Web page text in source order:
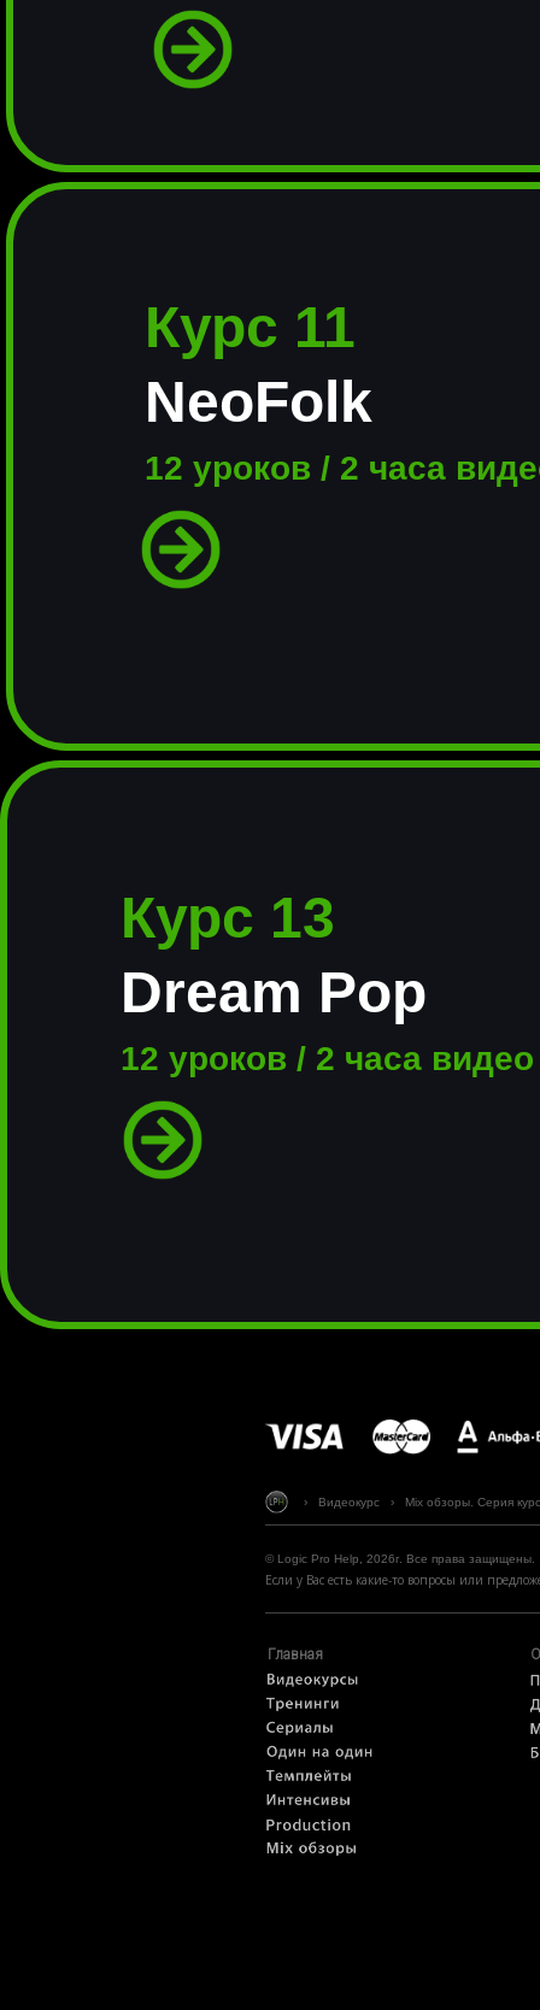
Главная
12 уроков / 2 часа видео
© Logic Pro Help, 2026г. Все права защищены.
Если у Вас есть какие-то вопросы или
Курс 13
Dream Pop
› Видеокурс › Mix обзоры. Серия
12 уроков / 2 часа
Курс 11
NeoFolk